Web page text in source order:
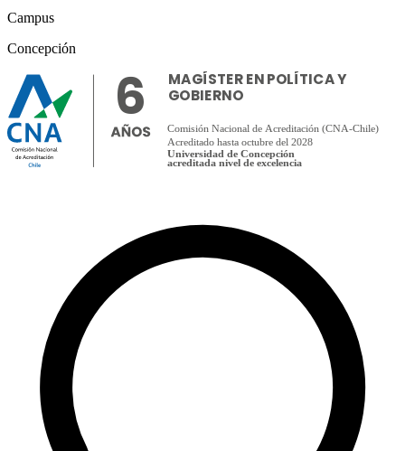
Campus
Concepción
Universidad de Concepción
acreditada nivel de excelencia
6 MAGÍSTER EN POLÍTICA Y
GOBIERNO
Comisión Nacional de Acreditación (CNA-Chile)
Acreditado hasta octubre del 2028